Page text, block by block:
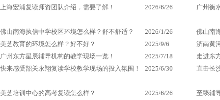
上海宏浦复读师资团队介绍，需要了解！ 2026/6/26 广州衡
佛山南海执信中学校区环境怎么样？舒不舒适？ 2026/1/26
佛山南
美芝教育的环境怎么样？好不好？
2025/9/6
济南黄
广州东方星辰辅导机构的教学现场一览！
2025/7/18
走进东
快来感受韶关永翔复读学校教学现场的投入氛围！
2025/6/30 直击长
美芝培训中心的高考复读怎么样？ 2025/6/26
至臻辅